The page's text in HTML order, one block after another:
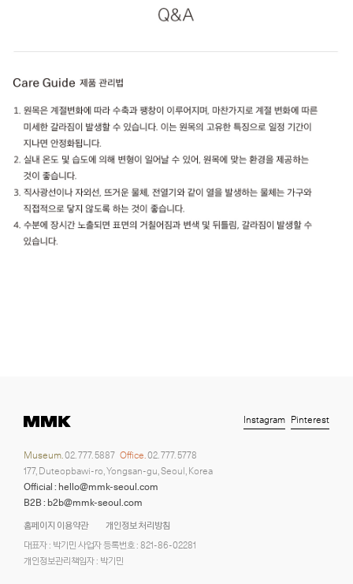
홈페이지 이용약관
개인정보 처리방침
대표자 : 박기민 사업자 등록번호 : 821-86-02281
개인정보관리책임자 : 박기민
Museum.02. 777. 5887 Office.02. 777. 5778
177, Duteopbawi-ro, Yongsan-gu, Seoul, Korea
Official : hello@mmk-seoul.com
B2B : b2b@mmk-seoul.com
Instagram Pinterest